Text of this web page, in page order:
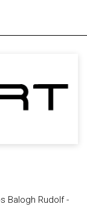
Balogh Rudolf -